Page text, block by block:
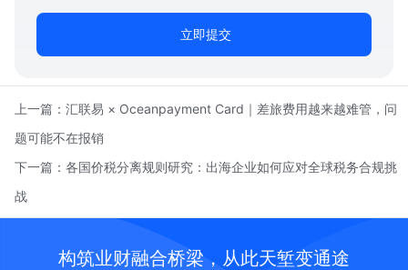
立即提交
上一篇： 汇联易 × Oceanpayment Card｜差旅费用越来越难管，问
题可能不在报销
下一篇： 各国价税分离规则研究：出海企业如何应对全球税务合规挑
战
构筑业财融合桥梁，从此天堑变通途